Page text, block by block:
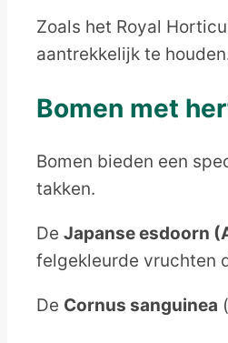
Zoals het Royal
aantrekkelijk te
Bomen met
Bomen bieden een
takken.
De Japanse esdoorn
felgekleurde vruchten
De Cornus sanguinea